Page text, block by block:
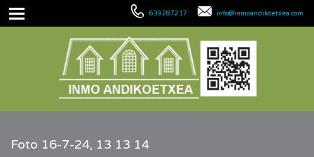
639287217 info@inmoandikoetxea.com
Foto 16-7-24, 13 13 14